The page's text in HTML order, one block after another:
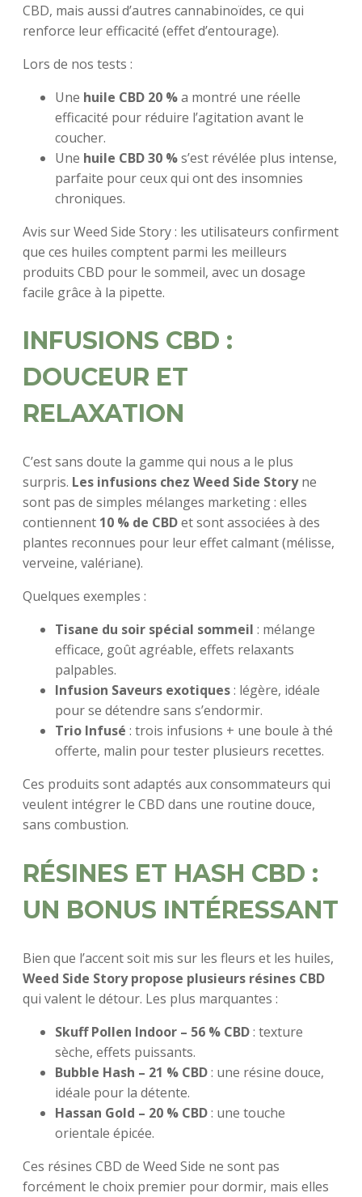
CBD, mais aussi d’autres cannabinoïdes, ce qui
renforce leur efficacité (effet d’entourage).
Lors de nos tests :
Une huile CBD 20 %a montré une réelle
efficacité pour réduire l’agitation avant le
coucher.
Une huile CBD 30 %s’est révélée plus intense,
parfaite pour ceux qui ont des insomnies
chroniques.
Avis sur Weed Side Story : les utilisateurs confirment
que ces huiles comptent parmi les meilleurs
produits CBD pour le sommeil, avec un dosage
facile grâce à la pipette.
INFUSIONS CBD :
DOUCEUR ET
RELAXATION
C’est sans doute la gamme qui nous a le plus
surpris. Les infusions chez Weed Side Storyne
sont pas de simples mélanges marketing : elles
contiennent 10 % de CBDet sont associées à des
plantes reconnues pour leur effet calmant (mélisse,
verveine, valériane).
Quelques exemples :
Tisane du soir spécial sommeil : mélange
efficace, goût agréable, effets relaxants
palpables.
Infusion Saveurs exotiques: légère, idéale
pour se détendre sans s’endormir.
Trio Infusé : trois infusions + une boule à thé
offerte, malin pour tester plusieurs recettes.
Ces produits sont adaptés aux consommateurs qui
veulent intégrer le CBD dans une routine douce,
sans combustion.
RÉSINES ET HASH CBD :
UN BONUS INTÉRESSANT
Bien que l’accent soit mis sur les fleurs et les huiles,
Weed Side Story propose plusieurs résines CBD
qui valent le détour. Les plus marquantes :
Skuff Pollen Indoor – 56 % CBD: texture
sèche, effets puissants.
Bubble Hash – 21 % CBD: une résine douce,
idéale pour la détente.
Hassan Gold – 20 % CBD: une touche
orientale épicée.
Ces résines CBD de Weed Side ne sont pas
forcément le choix premier pour dormir, mais elles